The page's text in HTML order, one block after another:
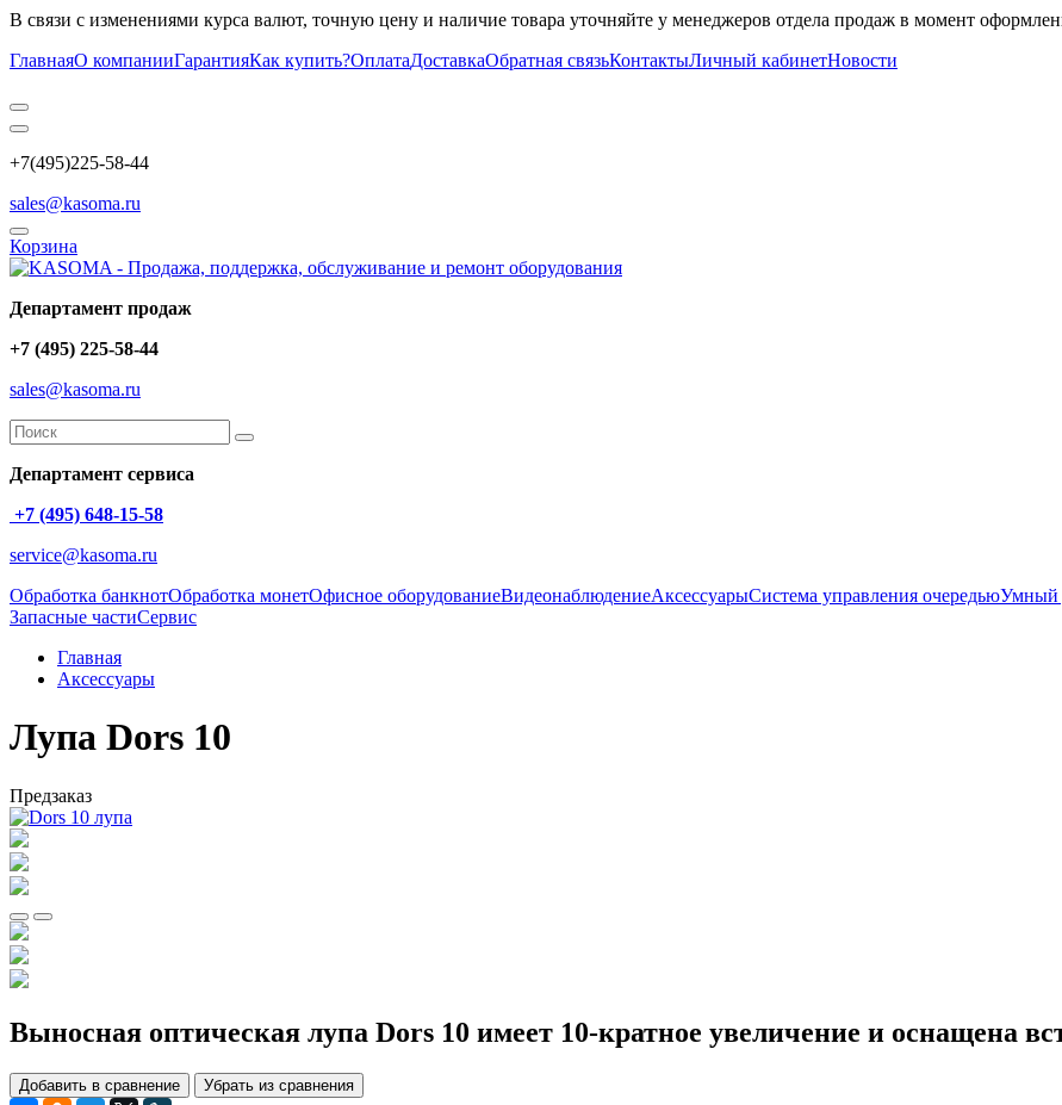
В связи с изменениями курса валют, точную цену и наличие товара уточняйте у менеджеров отдела продаж в момент
ГлавнаяО компанииГарантияКак купить?ОплатаДоставкаОбратная связьКонтактыЛичный кабинетНовости
+7(495)225-58-44
sales@kasoma.ru
Корзина
Департамент продаж
+7 (495) 225-58-44
sales@kasoma.ru
Департамент сервиса
+7 (495) 648-15-58
service@kasoma.ru
Обработка банкнотОбработка монетОфисное оборудованиеВидеонаблюдениеАксессуарыСистема управления очередьюУмный
Запасные частиСервис
Главная
Аксессуары
Лупа Dors 10
Предзаказ
Выносная оптическая лупа Dors 10 имеет 10-кратное увеличение и оснащена
Добавить в сравнение Убрать из сравнения